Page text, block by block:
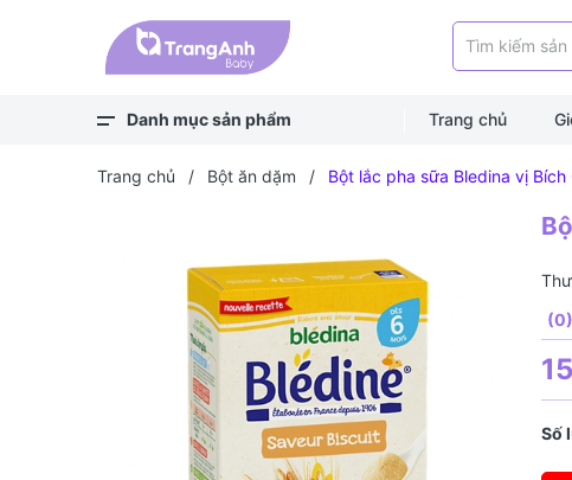
Danh mục sản phẩm Trang chủ
Trang chủ / Bột ăn dặm / Bột lắc pha sữa Bledina vị
(0)
Số